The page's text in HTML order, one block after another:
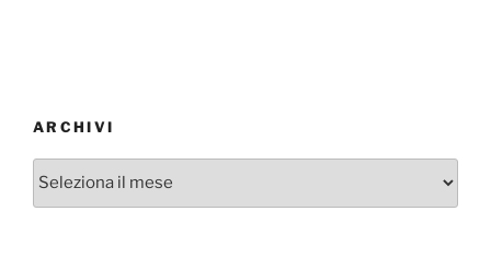
ARCHIVI
Archivi